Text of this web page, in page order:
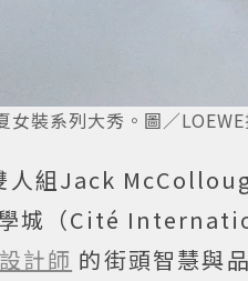
女裝系列大秀。圖／
人組Jack
學城（Cité
設計師 的街頭智慧與